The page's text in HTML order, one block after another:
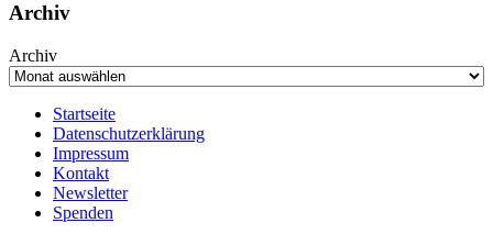
Archiv
Archiv
Startseite
Datenschutzerklärung
Impressum
Kontakt
Newsletter
Spenden